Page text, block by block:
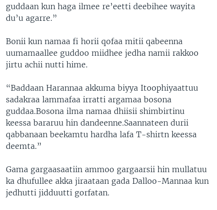
guddaan kun haga ilmee re’eetti deebihee wayita
du’u agarre.”
Bonii kun namaa fi horii qofaa mitii qabeenna
uumamaallee guddoo miidhee jedha namii rakkoo
jirtu achii nutti hime.
“Baddaan Harannaa akkuma biyya Itoophiyaattuu
sadakraa lammafaa irratti argamaa bosona
guddaa.Bosona ilma namaa dhiisii shimbirtinu
keessa bararuu hin dandeenne.Saannateen durii
qabbanaan beekamtu hardha lafa T-shirtn keessa
deemta.”
Gama gargaasaatiin ammoo gargaarsii hin mullatuu
ka dhufullee akka jiraataan gada Dalloo-Mannaa kun
jedhutti jidduutti gorfatan.